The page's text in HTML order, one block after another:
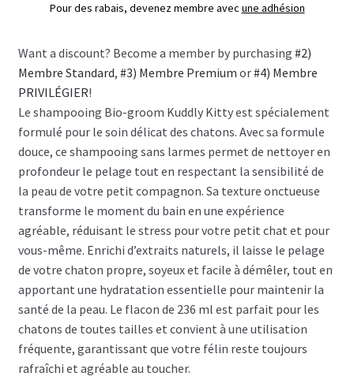
Pour des rabais, devenez membre avec une adhésion
Want a discount? Become a member by purchasing #2)
Membre Standard, #3) Membre Premium or#4) Membre
PRIVILÉGIER!
Le shampooing Bio-groom Kuddly Kitty est spécialement
formulé pour le soin délicat des chatons. Avec sa formule
douce, ce shampooing sans larmes permet de nettoyer en
profondeur le pelage tout en respectant la sensibilité de
la peau de votre petit compagnon. Sa texture onctueuse
transforme le moment du bain en une expérience
agréable, réduisant le stress pour votre petit chat et pour
vous-même. Enrichi d’extraits naturels, il laisse le pelage
de votre chaton propre, soyeux et facile à démêler, tout en
apportant une hydratation essentielle pour maintenir la
santé de la peau. Le flacon de 236 ml est parfait pour les
chatons de toutes tailles et convient à une utilisation
fréquente, garantissant que votre félin reste toujours
rafraîchi et agréable au toucher.